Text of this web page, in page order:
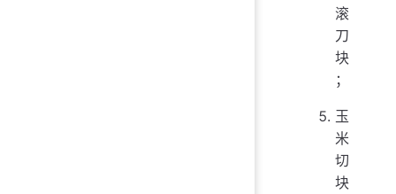
滚
刀
块
；
玉
米
切
块